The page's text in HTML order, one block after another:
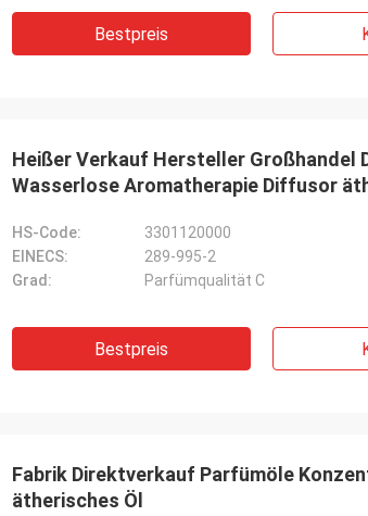
Bestpreis
Heißer Verkauf Hersteller Großhandel
Wasserlose Aromatherapie Diffusor
HS-Code:
3301120000
EINECS:
289-995-2
Grad:
Parfümqualität C
Bestpreis
Fabrik Direktverkauf Parfümöle
ätherisches Öl